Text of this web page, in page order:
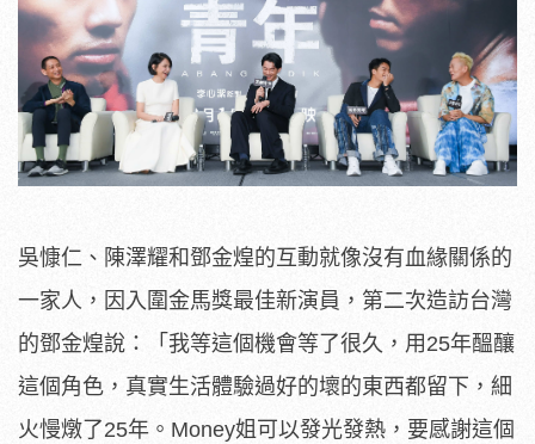
吳慷仁、陳澤耀和鄧金煌的互動就像沒有血緣關係的
一家人，因入圍金馬獎最佳新演員，第二次造訪台灣
的鄧金煌說：「我等這個機會等了很久，用25年醞釀
這個角色，真實生活體驗過好的壞的東西都留下，細
火慢燉了25年。Money姐可以發光發熱，要感謝這個